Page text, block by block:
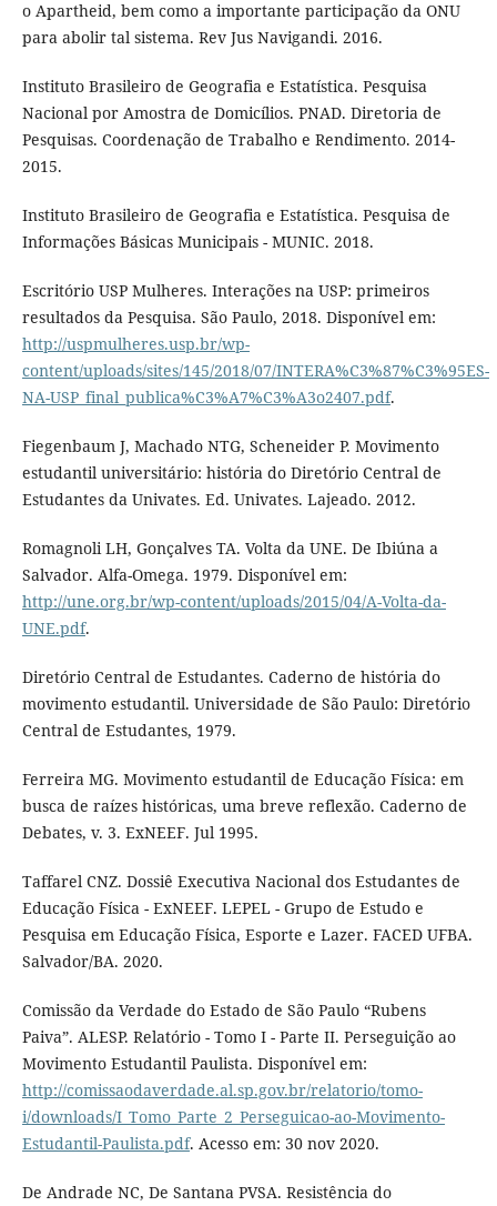
o Apartheid, bem como a importante participação da ONU
para abolir tal sistema. Rev Jus Navigandi. 2016.
Instituto Brasileiro de Geografia e Estatística. Pesquisa
Nacional por Amostra de Domicílios. PNAD. Diretoria de
Pesquisas. Coordenação de Trabalho e Rendimento. 2014-
2015.
Instituto Brasileiro de Geografia e Estatística. Pesquisa de
Informações Básicas Municipais - MUNIC. 2018.
Escritório USP Mulheres. Interações na USP: primeiros
resultados da Pesquisa. São Paulo, 2018. Disponível em:
http://uspmulheres.usp.br/wp-
content/uploads/sites/145/2018/07/INTERA%C3%87%C3%95ES-
NA-USP_final_publica%C3%A7%C3%A3o2407.pdf.
Fiegenbaum J, Machado NTG, Scheneider P. Movimento
estudantil universitário: história do Diretório Central de
Estudantes da Univates. Ed. Univates. Lajeado. 2012.
Romagnoli LH, Gonçalves TA. Volta da UNE. De Ibiúna a
Salvador. Alfa-Omega. 1979. Disponível em:
http://une.org.br/wp-content/uploads/2015/04/A-Volta-da-
UNE.pdf.
Diretório Central de Estudantes. Caderno de história do
movimento estudantil. Universidade de São Paulo: Diretório
Central de Estudantes, 1979.
Ferreira MG. Movimento estudantil de Educação Física: em
busca de raízes históricas, uma breve reflexão. Caderno de
Debates, v. 3. ExNEEF. Jul 1995.
Taffarel CNZ. Dossiê Executiva Nacional dos Estudantes de
Educação Física - ExNEEF. LEPEL - Grupo de Estudo e
Pesquisa em Educação Física, Esporte e Lazer. FACED UFBA.
Salvador/BA. 2020.
Comissão da Verdade do Estado de São Paulo “Rubens
Paiva”. ALESP. Relatório - Tomo I - Parte II. Perseguição ao
Movimento Estudantil Paulista. Disponível em:
http://comissaodaverdade.al.sp.gov.br/relatorio/tomo-
i/downloads/I_Tomo_Parte_2_Perseguicao-ao-Movimento-
Estudantil-Paulista.pdf. Acesso em: 30 nov 2020.
De Andrade NC, De Santana PVSA. Resistência do